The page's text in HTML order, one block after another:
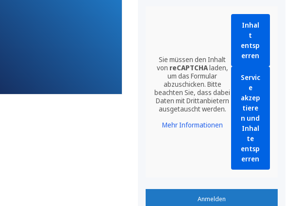
Sie müssen den Inhalt
von reCAPTCHAladen,
um das Formular
abzuschicken. Bitte
beachten Sie, dass dabei
Daten mit Drittanbietern
ausgetauscht werden.
Mehr Informationen
Inhal
t
entsp
erren
Servic
e
akzep
tiere
n und
Inhal
te
entsp
erren
Anmelden